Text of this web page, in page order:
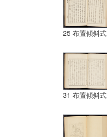
25 布置傾斜式
31 布置傾斜式